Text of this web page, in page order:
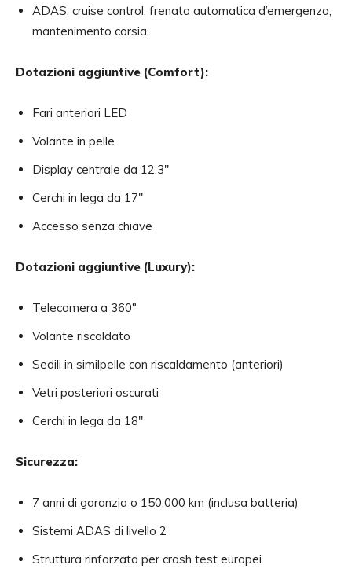
ADAS: cruise control, frenata automatica d’emergenza,
mantenimento corsia
Dotazioni aggiuntive (Comfort):
Fari anteriori LED
Volante in pelle
Display centrale da 12,3″
Cerchi in lega da 17″
Accesso senza chiave
Dotazioni aggiuntive (Luxury):
Telecamera a 360°
Volante riscaldato
Sedili in similpelle con riscaldamento (anteriori)
Vetri posteriori oscurati
Cerchi in lega da 18″
Sicurezza:
7 anni di garanzia o 150.000 km (inclusa batteria)
Sistemi ADAS di livello 2
Struttura rinforzata per crash test europei